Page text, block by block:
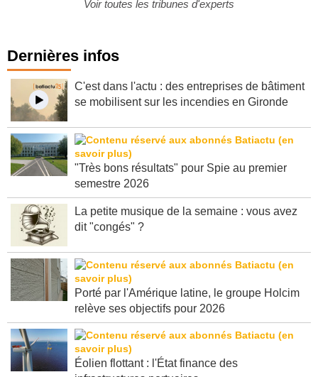
Dernières infos
C'est dans l'actu : des entreprises de bâtiment
"Très bons résultats" pour Spie au premier
La petite musique de la semaine : vous avez
Porté par l'Amérique latine, le groupe Holcim
Éolien flottant : l'État finance des